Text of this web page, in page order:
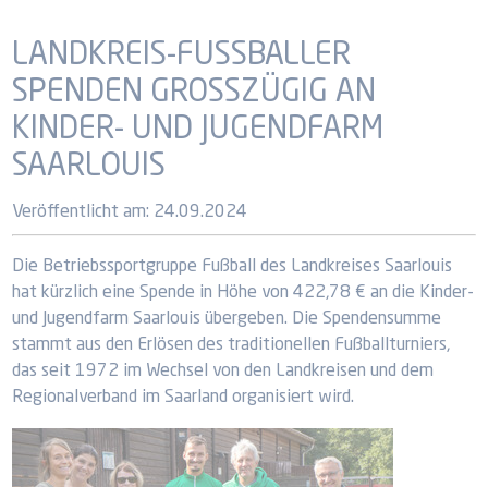
LANDKREIS-FUSSBALLER S
PENDEN GROSSZÜGIG AN KI
NDER- UND JUGENDFARM SA
ARLOUIS
Veröffentlicht am: 24.09.2024
Die Betriebssportgruppe Fußball des Landkreises Saarlouis
hat kürzlich eine Spende in Höhe von 422,78 € an die Kinder-
und Jugendfarm Saarlouis übergeben. Die Spendensumme
stammt aus den Erlösen des traditionellen Fußballturniers,
das seit 1972 im Wechsel von den Landkreisen und dem
Regionalverband im Saarland organisiert wird.